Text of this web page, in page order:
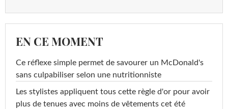
EN CE MOMENT
Ce réflexe simple permet de savourer un McDonald's
sans culpabiliser selon une nutritionniste
Les stylistes appliquent tous cette règle d'or pour avoir
plus de tenues avec moins de vêtements cet été